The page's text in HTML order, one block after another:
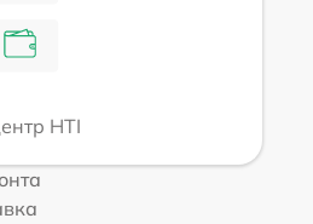
HTI